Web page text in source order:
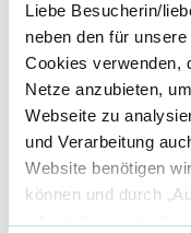
Liebe Besucherin/
neben den für
Cookies verwenden,
Netze anzubieten,
Webseite zu
und Verarbeitung
Website benötigen
können und durch
unsere
Bitteklicken Sie hierund
um das